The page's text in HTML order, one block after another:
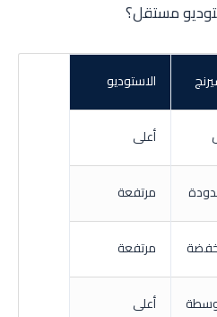
مستقل؟
الاستوديو
أعلى
مرتفعة
مرتفعة
أعلى